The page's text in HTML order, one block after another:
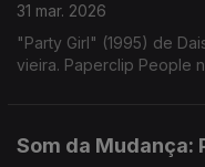
31 mar. 2026
"Party Girl" (1995) de
vieira. Paperclip People
Som da Mudança: